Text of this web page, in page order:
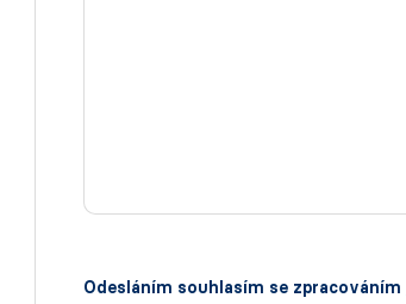
Odesláním souhlasím se zpracováním